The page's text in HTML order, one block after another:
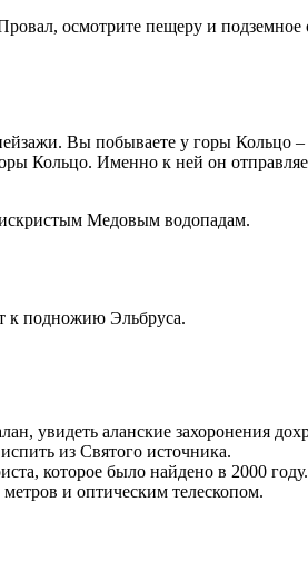
осмотрите пещеру и подземное
Вы побываете у горы
Именно к ней он
Медовым водопадам.
к подножию Эльбруса.
увидеть аланские захоронения
из Святого источника.
которое было найдено в 2000
и оптическим телескопом.